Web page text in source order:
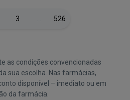
3 526
as condições convencionadas
sua escolha. Nas farmácias,
disponível – imediato ou em
da farmácia.